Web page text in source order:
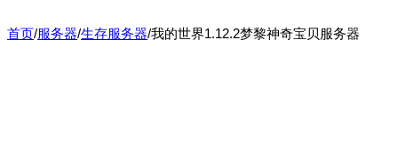
首页/服务器/生存服务器/我的世界1.12.2梦黎神奇宝贝服务器